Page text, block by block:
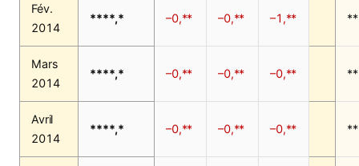
Fév.
2014
****,* –0,** –0,** –1,**
Mars
2014
****,* –0,** –0,** –0,**
Avril
2014
****,* –0,** –0,** –0,**